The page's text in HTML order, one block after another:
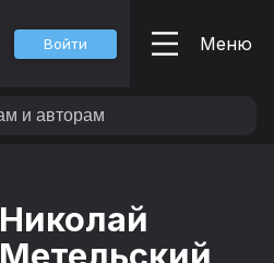
Войти Меню
Николай
Метельский